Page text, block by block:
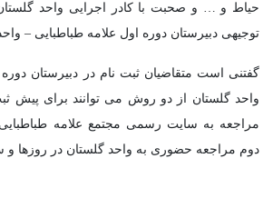
حیاط و … و صحبت با کادر اجرایی واحد
توجیهی دبیرستان دوره اول علامه طباطبایی –
گفتنی است متقاضیان ثبت نام در دبیرستان
واحد گلستان از دو روش می توانند برای پیش
دوم مراجعه حضوری به واحد گلستان در روزها و